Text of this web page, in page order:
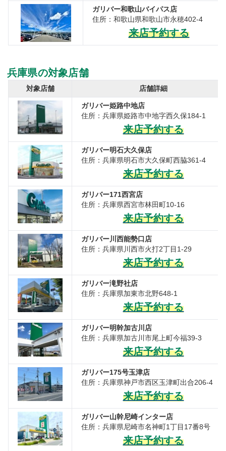
ガリバー和歌山バイパス店
住所：和歌山県和歌山市永穂402-4
来店予約する
兵庫県の対象店舗
対象店舗 店舗詳細
ガリバー姫路中地店
住所：兵庫県姫路市中地字西久保184-1
来店予約する
ガリバー明石大久保店
住所：兵庫県明石市大久保町西脇361-4
来店予約する
ガリバー171西宮店
住所：兵庫県西宮市林田町10-16
来店予約する
ガリバー川西能勢口店
住所：兵庫県川西市火打2丁目1-29
来店予約する
ガリバー滝野社店
住所：兵庫県加東市北野648-1
来店予約する
ガリバー明幹加古川店
住所：兵庫県加古川市尾上町今福39-3
来店予約する
ガリバー175号玉津店
住所：兵庫県神戸市西区玉津町出合206-4
来店予約する
ガリバー山幹尼崎インター店
住所：兵庫県尼崎市名神町1丁目17番8号
来店予約する